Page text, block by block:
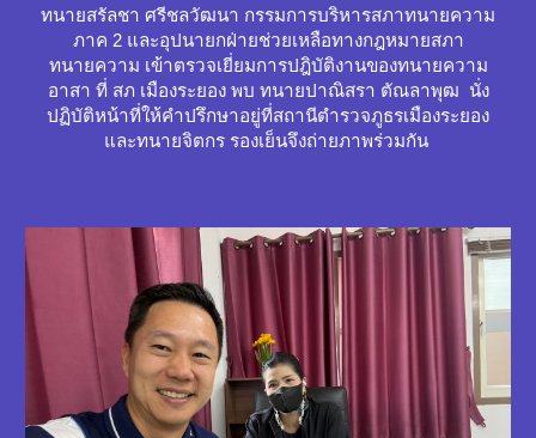
ทนายสรัลชา ศรีชลวัฒนา กรรมการบริหารสภาทนายความ
ภาค 2 และอุปนายกฝ่ายช่วยเหลือทางกฎหมายสภา
ทนายความ เข้าตรวจเยี่ยมการปฎิบัติงานของทนายความ
อาสา ที่ สภ เมืองระยองพบ ทนายปาณิสรา ตัณลาพุฒ นั่ง
ปฏิบัติหน้าที่ให้คำปรึกษาอยู่ที่สถานีตำรวจภูธรเมืองระยอง
และทนายจิตกร รองเย็นจึงถ่ายภาพร่วมกัน